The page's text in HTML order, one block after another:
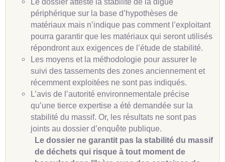
Le dossier atteste la stabilité de la digue
périphérique sur la base d’hypothèses de
matériaux mais n’indique pas comment l’exploitant
pourra garantir que les matériaux qui seront utilisés
répondront aux exigences de l’étude de stabilité.
Les moyens et la méthodologie pour assurer le
suivi des tassements des zones anciennement et
récemment exploitées ne sont pas indiqués.
L’avis de l’autorité environnementale précise
qu’une tierce expertise a été demandée sur la
stabilité du massif. Or, les résultats ne sont pas
joints au dossier d’enquête publique.
Le dossier ne garantit pas la stabilité du massif
de déchets qui risque à tout moment de